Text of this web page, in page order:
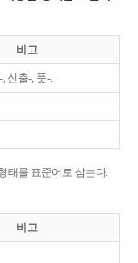
비고
신출-, 풋-.
태를 표준어로 삼는다.
비고